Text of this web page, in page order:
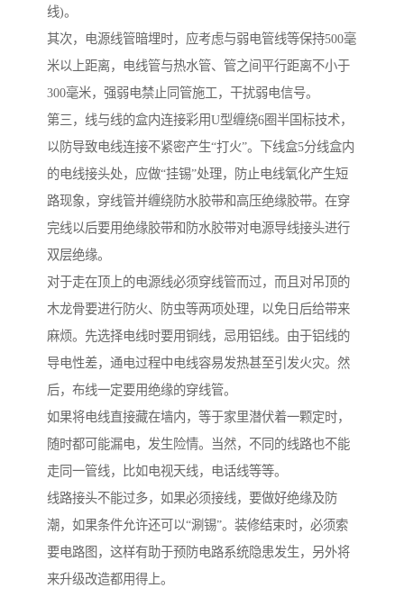
线)。
其次，电源线管暗埋时，应考虑与弱电管线等保持500毫
米以上距离，电线管与热水管、管之间平行距离不小于
300毫米，强弱电禁止同管施工，干扰弱电信号。
第三，线与线的盒内连接彩用U型缠绕6圈半国标技术，
以防导致电线连接不紧密产生“打火”。下线盒5分线盒内
的电线接头处，应做“挂锡”处理，防止电线氧化产生短
路现象，穿线管并缠绕防水胶带和高压绝缘胶带。在穿
完线以后要用绝缘胶带和防水胶带对电源导线接头进行
双层绝缘。
对于走在顶上的电源线必须穿线管而过，而且对吊顶的
木龙骨要进行防火、防虫等两项处理，以免日后给带来
麻烦。先选择电线时要用铜线，忌用铝线。由于铝线的
导电性差，通电过程中电线容易发热甚至引发火灾。然
后，布线一定要用绝缘的穿线管。
如果将电线直接藏在墙内，等于家里潜伏着一颗定时，
随时都可能漏电，发生险情。当然，不同的线路也不能
走同一管线，比如电视天线，电话线等等。
线路接头不能过多，如果必须接线，要做好绝缘及防
潮，如果条件允许还可以“涮锡”。装修结束时，必须索
要电路图，这样有助于预防电路系统隐患发生，另外将
来升级改造都用得上。